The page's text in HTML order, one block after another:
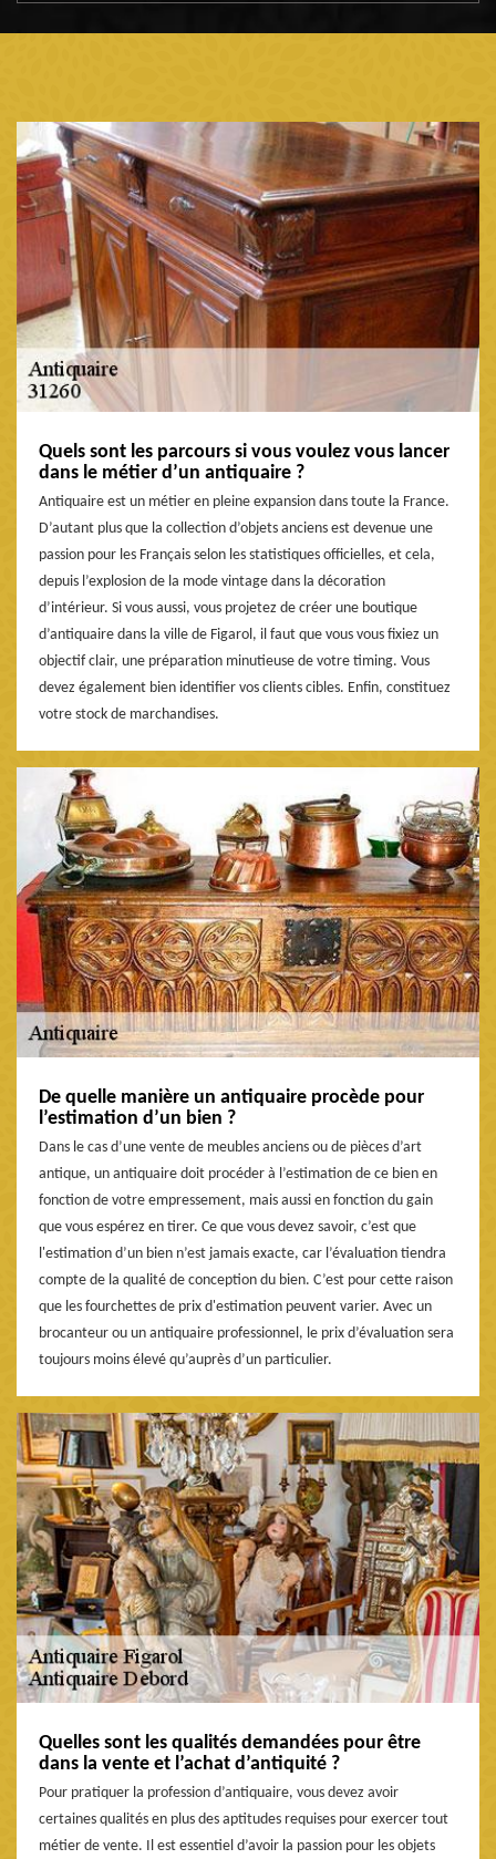
Quels sont les parcours si vous voulez vous lancer
dans le métier d’un antiquaire ?
Antiquaire est un métier en pleine expansion dans toute la France.
D’autant plus que la collection d’objets anciens est devenue une
passion pour les Français selon les statistiques officielles, et cela,
depuis l’explosion de la mode vintage dans la décoration
d’intérieur. Si vous aussi, vous projetez de créer une boutique
d’antiquaire dans la ville de Figarol, il faut que vous vous fixiez un
objectif clair, une préparation minutieuse de votre timing. Vous
devez également bien identifier vos clients cibles. Enfin, constituez
votre stock de marchandises.
De quelle manière un antiquaire procède pour
l’estimation d’un bien ?
Dans le cas d’une vente de meubles anciens ou de pièces d’art
antique, un antiquaire doit procéder à l’estimation de ce bien en
fonction de votre empressement, mais aussi en fonction du gain
que vous espérez en tirer. Ce que vous devez savoir, c’est que
l'estimation d’un bien n’est jamais exacte, car l’évaluation tiendra
compte de la qualité de conception du bien. C’est pour cette raison
que les fourchettes de prix d'estimation peuvent varier. Avec un
brocanteur ou un antiquaire professionnel, le prix d’évaluation sera
toujours moins élevé qu’auprès d’un particulier.
Quelles sont les qualités demandées pour être
dans la vente et l’achat d’antiquité ?
Pour pratiquer la profession d’antiquaire, vous devez avoir
certaines qualités en plus des aptitudes requises pour exercer tout
métier de vente. Il est essentiel d’avoir la passion pour les objets